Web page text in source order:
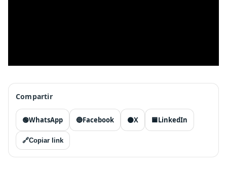
Compartir
🟢WhatsApp 🔵Facebook ⚫X 🟦LinkedIn
🔗Copiar link